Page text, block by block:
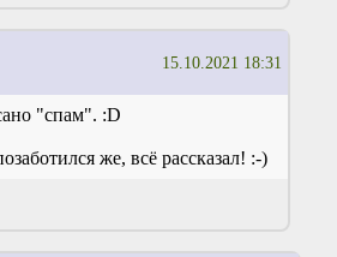
15.10.2021 18:31
"спам". :D
же, всё рассказал! :-)